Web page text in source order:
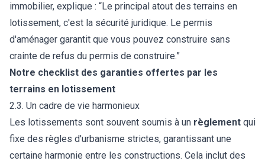
immobilier, explique : “Le principal atout des terrains en
lotissement, c'est la sécurité juridique. Le permis
d'aménager garantit que vous pouvez construire sans
crainte de refus du permis de construire.”
Notre checklist des garanties offertes par les
terrains en lotissement
2.3. Un cadre de vie harmonieux
Les lotissements sont souvent soumis à un règlement qui
fixe des règles d'urbanisme strictes, garantissant une
certaine harmonie entre les constructions. Cela inclut des